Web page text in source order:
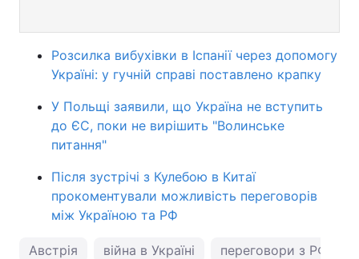
Розсилка вибухівки в Іспанії через допомогу
Україні: у гучній справі поставлено крапку
У Польщі заявили, що Україна не вступить
до ЄС, поки не вирішить "Волинське
питання"
Після зустрічі з Кулебою в Китаї
прокоментували можливість переговорів
між Україною та РФ
Австрія війна в Україні переговори з РФ